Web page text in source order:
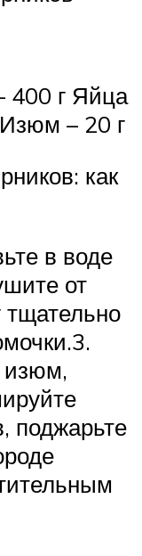
400 г Яйца
– 20 г
как
в воде
от
тщательно
изюм,
поджарьте